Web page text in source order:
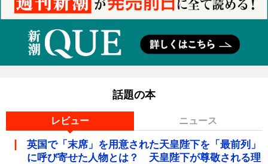
話題の本
レビュー ニュース
英国で「末席」を用意された天皇陛下を「最前列」
に呼び寄せた人物とは？ 天皇陛下が尊敬される理